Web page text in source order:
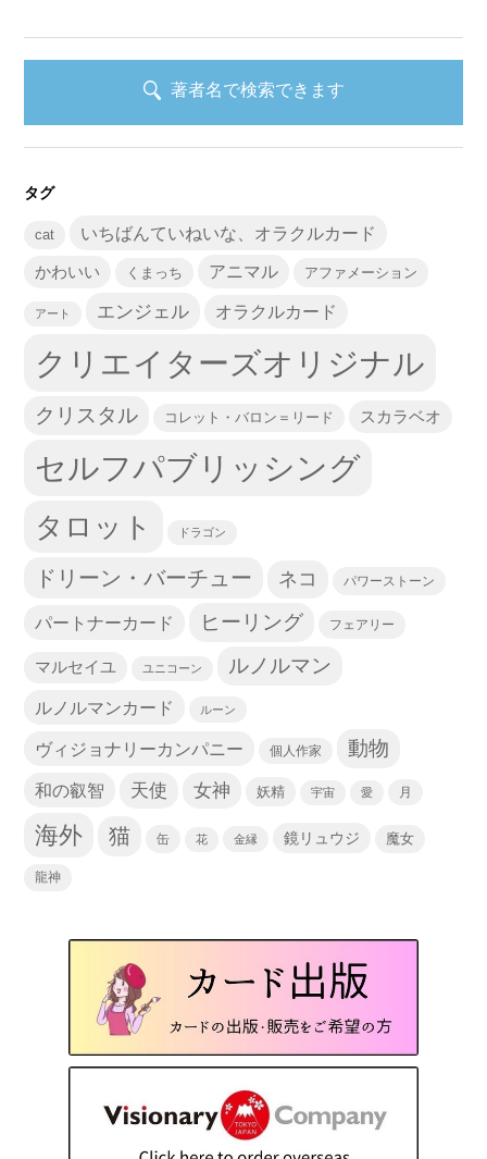
著者名で検索できます
タグ
cat いちばんていねいな、オラクルカード
かわいい くまっち アニマル アファメーション
アート エンジェル オラクルカード
クリエイターズオリジナル
クリスタル コレット・バロン＝リード スカラベオ
セルフパブリッシング
タロット ドラゴン
ドリーン・バーチュー ネコ パワーストーン
パートナーカード ヒーリング フェアリー
マルセイユ ユニコーン ルノルマン
ルノルマンカード ルーン
ヴィジョナリーカンパニー 個人作家 動物
和の叡智 天使 女神 妖精 宇宙 愛 月
海外 猫 缶 花 金縁 鏡リュウジ 魔女
龍神